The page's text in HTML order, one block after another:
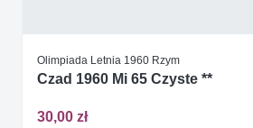
Olimpiada Letnia 1960 Rzym
Czad 1960 Mi 65 Czyste **
30,00 zł